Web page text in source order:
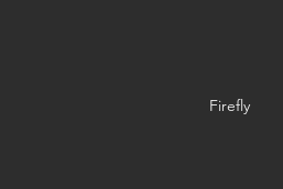
Firefly